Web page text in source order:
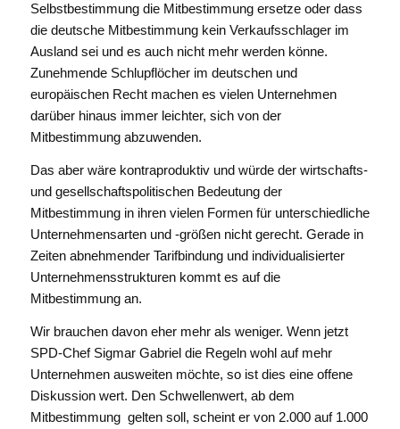
Selbstbestimmung die Mitbestimmung ersetze oder dass
die deutsche Mitbestimmung kein Verkaufsschlager im
Ausland sei und es auch nicht mehr werden könne.
Zunehmende Schlupflöcher im deutschen und
europäischen Recht machen es vielen Unternehmen
darüber hinaus immer leichter, sich von der
Mitbestimmung abzuwenden.
Das aber wäre kontraproduktiv und würde der wirtschafts-
und gesellschaftspolitischen Bedeutung der
Mitbestimmung in ihren vielen Formen für unterschiedliche
Unternehmensarten und -größen nicht gerecht. Gerade in
Zeiten abnehmender Tarifbindung und individualisierter
Unternehmensstrukturen kommt es auf die
Mitbestimmung an.
Wir brauchen davon eher mehr als weniger. Wenn jetzt
SPD-Chef Sigmar Gabriel die Regeln wohl auf mehr
Unternehmen ausweiten möchte, so ist dies eine offene
Diskussion wert. Den Schwellenwert, ab dem
Mitbestimmung gelten soll, scheint er von 2.000 auf 1.000